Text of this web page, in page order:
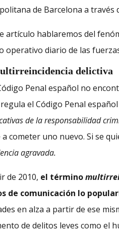
de Barcelona a través
artículo hablaremos del
operativo diario de las
delictiva
Penal español no
el Código Penal
de la responsabilidad
a cometer uno nuevo. Si se
agravada.
de 2010, el término
de comunicación lo
en alza a partir de ese
de delitos leves como el